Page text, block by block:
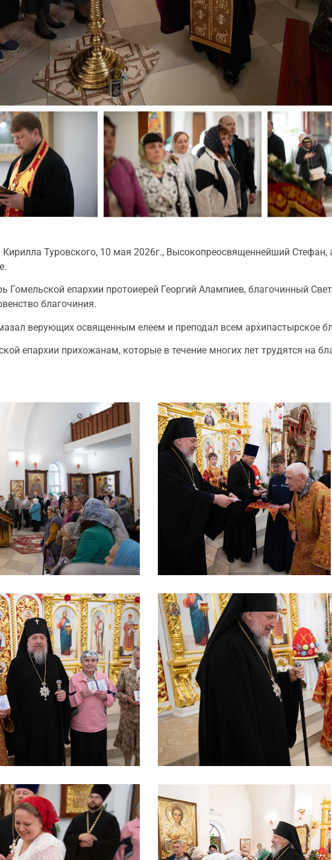
Туровского, 10 мая 2026г., Высокопреосвященнейший
епархии протоиерей Георгий Алампиев, благочинный
благочиния.
верующих освященным елеем и преподал всем архипастырское
епархии прихожанам, которые в течение многих лет трудятся на